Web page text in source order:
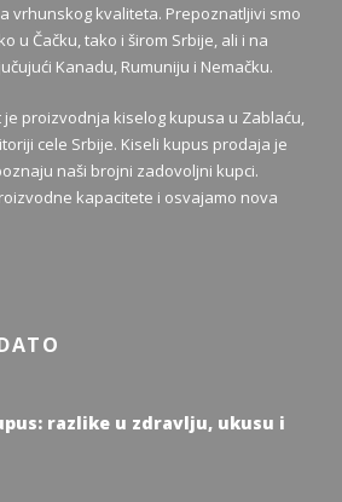
vrhunskog kvaliteta. Prepoznatljivi smo
u Čačku, tako i širom Srbije, ali i na
Kanadu, Rumuniju i Nemačku.
proizvodnja kiselog kupusa u Zablaću,
cele Srbije. Kiseli kupus prodaja je
naši brojni zadovoljni kupci.
kapacitete i osvajamo nova
razlike u zdravlju, ukusu i